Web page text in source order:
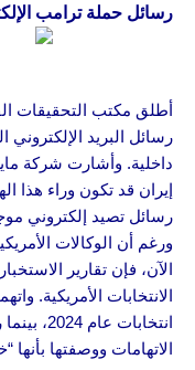
رسائل حملة ترامب
رسائل البريد
داخلية. وأشارت شركة
إيران قد تكون وراء هذا
رسائل تصيد إلكتروني
ورغم أن الوكالات
الآن، فإن تقارير
الانتخابات الأمريكية.
انتخابات
الاتهامات ووصفتها بأنها